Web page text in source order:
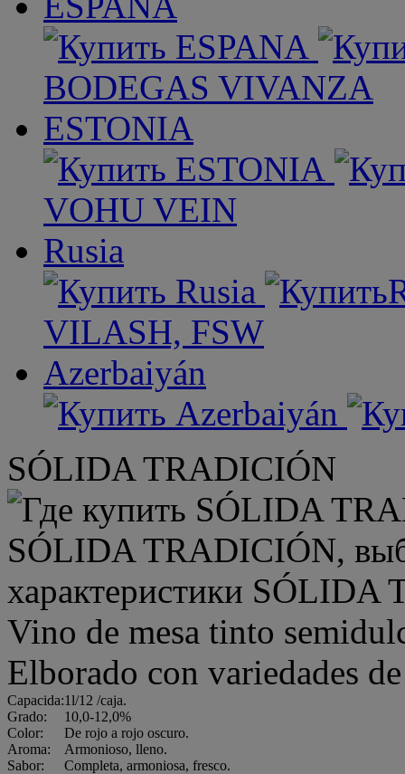
BODEGAS VIVANZA
ESTONIA
VOHU VEIN
Rusia
VILASH, FSW
Azerbaiyán
SÓLIDA TRADICIÓN
Vino de mesa tinto
Elborado con variedades
Capacida:1l/12 /caja.
Grado:
10,0-12,0%
Color:
De rojo a rojo oscuro.
Aroma:
Armonioso, lleno.
Sabor:
Completa, armoniosa, fresco.